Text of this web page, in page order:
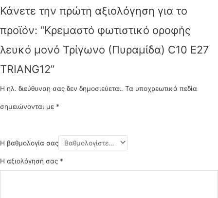
Κάνετε την πρώτη αξιολόγηση για το
προϊόν: “Κρεμαστό φωτιστικό οροφής
λευκό μονό Τρίγωνο (Πυραμίδα) C10 Ε27
TRIANG12”
Η ηλ. διεύθυνση σας δεν δημοσιεύεται. Τα υποχρεωτικά πεδία
σημειώνονται με *
Η βαθμολογία σας
Η αξιολόγησή σας *